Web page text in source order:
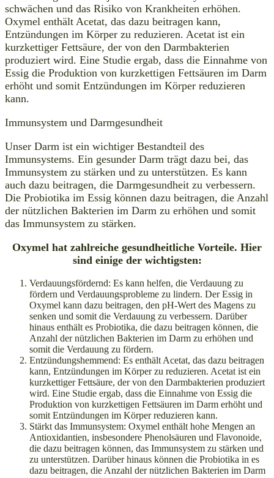
schwächen und das Risiko von Krankheiten erhöhen.
Oxymel enthält Acetat, das dazu beitragen kann,
Entzündungen im Körper zu reduzieren. Acetat ist ein
kurzkettiger Fettsäure, der von den Darmbakterien
produziert wird. Eine Studie ergab, dass die Einnahme von
Essig die Produktion von kurzkettigen Fettsäuren im Darm
erhöht und somit Entzündungen im Körper reduzieren
kann.
Immunsystem und Darmgesundheit
Unser Darm ist ein wichtiger Bestandteil des
Immunsystems. Ein gesunder Darm trägt dazu bei, das
Immunsystem zu stärken und zu unterstützen. Es kann
auch dazu beitragen, die Darmgesundheit zu verbessern.
Die Probiotika im Essig können dazu beitragen, die Anzahl
der nützlichen Bakterien im Darm zu erhöhen und somit
das Immunsystem zu stärken.
Oxymel hat zahlreiche gesundheitliche Vorteile. Hier
sind einige der wichtigsten:
Verdauungsfördernd: Es kann helfen, die Verdauung zu
fördern und Verdauungsprobleme zu lindern. Der Essig in
Oxymel kann dazu beitragen, den pH-Wert des Magens zu
senken und somit die Verdauung zu verbessern. Darüber
hinaus enthält es Probiotika, die dazu beitragen können, die
Anzahl der nützlichen Bakterien im Darm zu erhöhen und
somit die Verdauung zu fördern.
Entzündungshemmend: Es enthält Acetat, das dazu beitragen
kann, Entzündungen im Körper zu reduzieren. Acetat ist ein
kurzkettiger Fettsäure, der von den Darmbakterien produziert
wird. Eine Studie ergab, dass die Einnahme von Essig die
Produktion von kurzkettigen Fettsäuren im Darm erhöht und
somit Entzündungen im Körper reduzieren kann.
Stärkt das Immunsystem: Oxymel enthält hohe Mengen an
Antioxidantien, insbesondere Phenolsäuren und Flavonoide,
die dazu beitragen können, das Immunsystem zu stärken und
zu unterstützen. Darüber hinaus können die Probiotika in es
dazu beitragen, die Anzahl der nützlichen Bakterien im Darm